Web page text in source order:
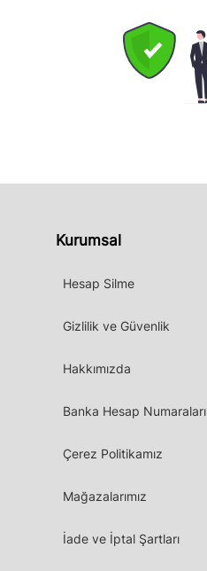
Kurumsal
Hesap Silme
Gizlilik ve Güvenlik
Hakkımızda
Banka Hesap Numaraları
Çerez Politikamız
Mağazalarımız
İade ve İptal Şartları